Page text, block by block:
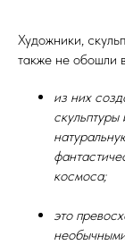
Художники,
также не обошли
из них
космоса;
это